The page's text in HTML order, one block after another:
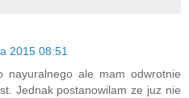
2015 08:51
ale mam odwrotnie
Jednak postanowilam ze juz nie